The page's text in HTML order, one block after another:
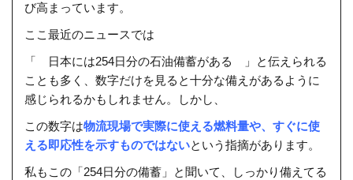
び高まっています。
ここ最近のニュースでは
「 日本には254日分の石油備蓄がある 」と伝えられる
ことも多く、数字だけを見ると十分な備えがあるように
感じられるかもしれません。しかし、
この数字は物流現場で実際に使える燃料量や、すぐに使
える即応性を示すものではないという指摘があります。
私もこの「254日分の備蓄」と聞いて、しっかり備えてる